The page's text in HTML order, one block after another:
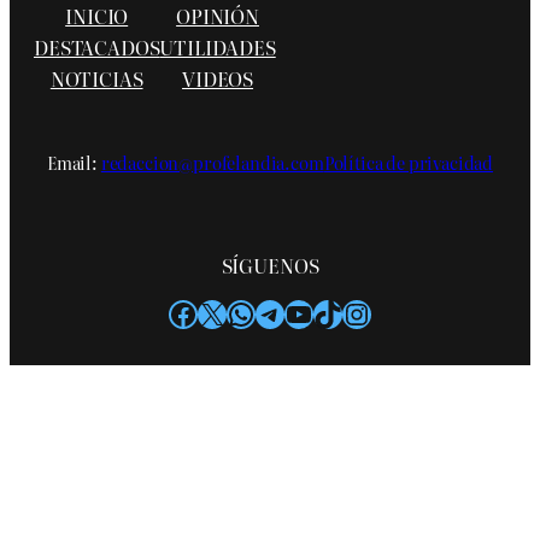
INICIO
DESTACADOS
NOTICIAS
OPINIÓN
UTILIDADES
VIDEOS
Email:redaccion@profelandia.comPolítica de privacidad
SÍGUENOS
Facebook
X WhatsApp
Telegram
YouTube
TikTok
Instagram